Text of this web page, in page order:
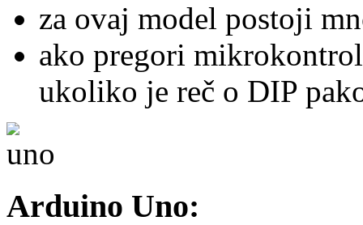
za ovaj model postoji
ako pregori
ukoliko je reč o DIP
Arduino Uno: